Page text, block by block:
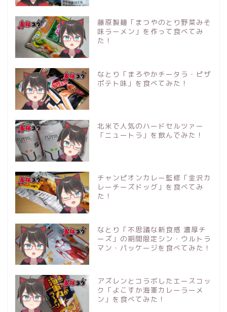
藤原製麺「まつやのとり野菜みそ
味ラーメン」を作って食べてみ
た！
なとり「まろやかチータラ・ピザ
ポテト味」を食べてみた！
北米で人気のハードセルツァー
「ニュートラ」を飲んでみた！
チャンピオンカレー監修「金沢カ
レーチーズドッグ」を食べてみ
た！
なとり「不思議な新食感 濃厚チ
ーズ」の期間限定シン・ウルトラ
マン・パッケージを食べてみた！
アズレンとコラボしたエースコッ
ク「よこすか海軍カレーラーメ
ン」を食べてみた！